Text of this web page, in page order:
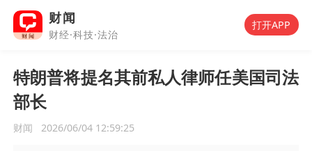
财闻
财经·科技·法治
打开APP
特朗普将提名其前私人律师任美国司法
部长
财闻 2026/06/04 12:59:25